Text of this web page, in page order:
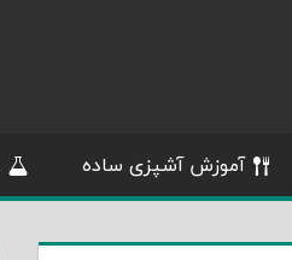
آموزش آشپزی ساده